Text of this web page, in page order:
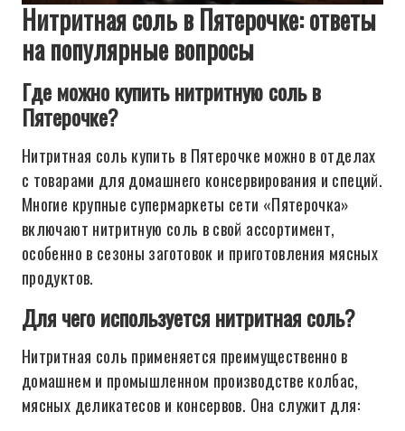
Нитритная соль в Пятерочке: ответы
на популярные вопросы
Где можно купить нитритную соль в
Пятерочке?
Нитритная соль купить в Пятерочке можно в отделах
с товарами для домашнего консервирования и специй.
Многие крупные супермаркеты сети «Пятерочка»
включают нитритную соль в свой ассортимент,
особенно в сезоны заготовок и приготовления мясных
продуктов.
Для чего используется нитритная соль?
Нитритная соль применяется преимущественно в
домашнем и промышленном производстве колбас,
мясных деликатесов и консервов. Она служит для: